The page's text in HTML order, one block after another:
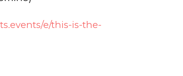
e/this-is-the-